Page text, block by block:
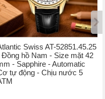
Swiss AT-52851.45.25
Đồng hồ Nam - Size mặt 42
- Sapphire - Automatic
tự động - Chịu nước 5